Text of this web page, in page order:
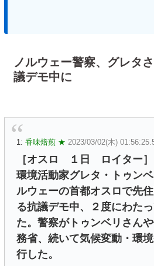
ノルウェー警察、グレタ
議デモ中に
1: 香味焙煎 ★ 2023/03/02(木)
［オスロ １日 ロイター］
環境活動家グレタ・トゥン
ルウェーの首都オスロで先
る抗議デモ中、２度にわた
た。警察がトゥンベリさん
務省、続いて気候変動・環
行した。